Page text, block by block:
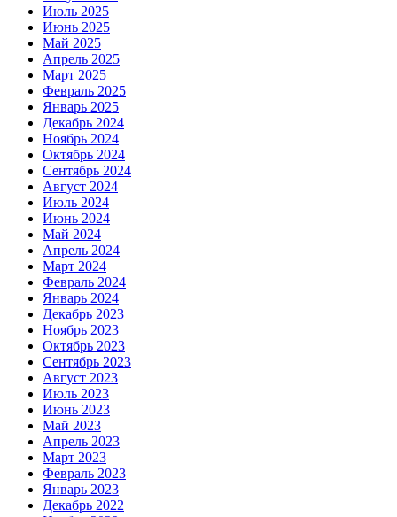
Июль 2025
Июнь 2025
Май 2025
Апрель 2025
Март 2025
Февраль 2025
Январь 2025
Декабрь 2024
Ноябрь 2024
Октябрь 2024
Сентябрь 2024
Август 2024
Июль 2024
Июнь 2024
Май 2024
Апрель 2024
Март 2024
Февраль 2024
Январь 2024
Декабрь 2023
Ноябрь 2023
Октябрь 2023
Сентябрь 2023
Август 2023
Июль 2023
Июнь 2023
Май 2023
Апрель 2023
Март 2023
Февраль 2023
Январь 2023
Декабрь 2022